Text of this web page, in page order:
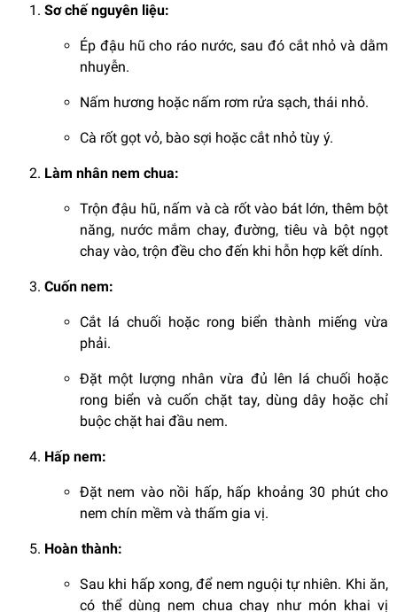
Sơ chế nguyên liệu:
Ép đậu hũ cho ráo nước, sau đó cắt nhỏ và dằm
nhuyễn.
Nấm hương hoặc nấm rơm rửa sạch, thái nhỏ.
Cà rốt gọt vỏ, bào sợi hoặc cắt nhỏ tùy ý.
Làm nhân nem chua:
Trộn đậu hũ, nấm và cà rốt vào bát lớn, thêm bột
năng, nước mắm chay, đường, tiêu và bột ngọt
chay vào, trộn đều cho đến khi hỗn hợp kết dính.
Cuốn nem:
Cắt lá chuối hoặc rong biển thành miếng vừa
phải.
Đặt một lượng nhân vừa đủ lên lá chuối hoặc
rong biển và cuốn chặt tay, dùng dây hoặc chỉ
buộc chặt hai đầu nem.
Hấp nem:
Đặt nem vào nồi hấp, hấp khoảng 30 phút cho
nem chín mềm và thấm gia vị.
Hoàn thành:
Sau khi hấp xong, để nem nguội tự nhiên. Khi ăn,
có thể dùng nem chua chay như món khai vị